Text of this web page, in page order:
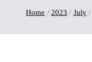
Home 2023 July